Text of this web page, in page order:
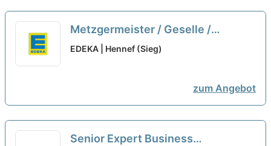
Metzgermeister / Geselle /
FleischereifachverkÃ¤ufer /
EDEKA | Hennef (Sieg)
zum Angebot
Senior Expert Business